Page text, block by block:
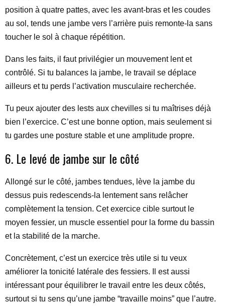
position à quatre pattes, avec les avant-bras et les coudes
au sol, tends une jambe vers l’arrière puis remonte-la sans
toucher le sol à chaque répétition.
Dans les faits, il faut privilégier un mouvement lent et
contrôlé. Si tu balances la jambe, le travail se déplace
ailleurs et tu perds l’activation musculaire recherchée.
Tu peux ajouter des lests aux chevilles si tu maîtrises déjà
bien l’exercice. C’est une bonne option, mais seulement si
tu gardes une posture stable et une amplitude propre.
6. Le levé de jambe sur le côté
Allongé sur le côté, jambes tendues, lève la jambe du
dessus puis redescends-la lentement sans relâcher
complètement la tension. Cet exercice cible surtout le
moyen fessier, un muscle essentiel pour la forme du bassin
et la stabilité de la marche.
Concrètement, c’est un exercice très utile si tu veux
améliorer la tonicité latérale des fessiers. Il est aussi
intéressant pour équilibrer le travail entre les deux côtés,
surtout si tu sens qu’une jambe “travaille moins” que l’autre.